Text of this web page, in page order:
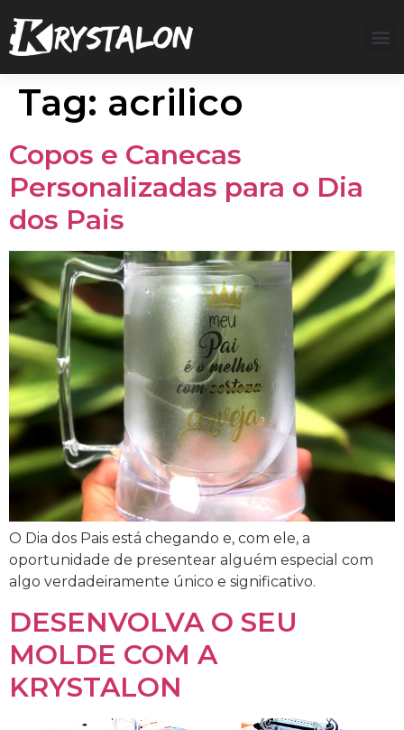
Tag: acrilico
Copos e Canecas
Personalizadas para o Dia
dos Pais
O Dia dos Pais está chegando e, com ele, a
oportunidade de presentear alguém especial com
algo verdadeiramente único e significativo.
DESENVOLVA O SEU
MOLDE COM A
KRYSTALON